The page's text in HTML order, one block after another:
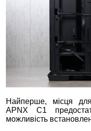
Найперше, місця
APNX C1
можливість